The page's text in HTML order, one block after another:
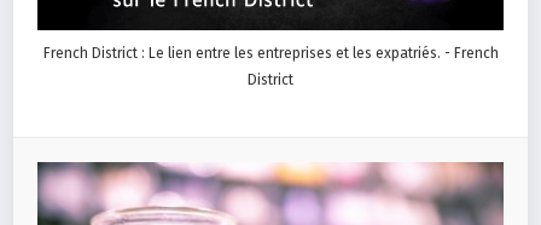
French District : Le lien entre les entreprises et les expatriés. - French
District